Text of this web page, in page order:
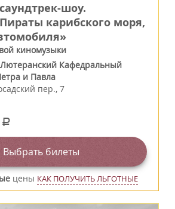
шоу.
карибского моря,
киномузыки
Лютеранский Кафедральный
и Павла
пер., 7
a
Выбрать билеты
цены КАК ПОЛУЧИТЬ ЛЬГОТНЫЕ